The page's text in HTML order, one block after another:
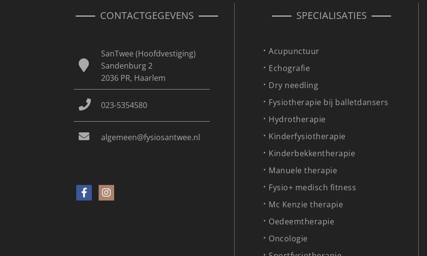
CONTACTGEGEVENS
SanTwee (Hoofdvestiging)
Sandenburg 2
2036 PR, Haarlem
023-5354580
algemeen@fysiosantwee.nl
SPECIALISATIES
Acupunctuur
Echografie
Dry needling
Fysiotherapie bij balletdansers
Hydrotherapie
Kinderfysiotherapie
Kinderbekkentherapie
Manuele therapie
Fysio+ medisch fitness
Mc Kenzie therapie
Oedeemtherapie
Oncologie